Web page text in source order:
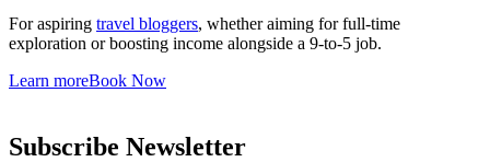
For aspiring travel bloggers, whether aiming for full-time
exploration or boosting income alongside a 9-to-5 job.
Learn moreBook Now
Subscribe Newsletter